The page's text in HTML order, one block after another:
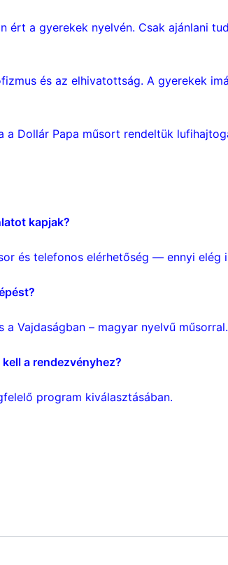
ért a gyerekek nyelvén. Csak ajánlani
és az elhivatottság. A gyerekek
Dollár Papa műsort rendeltük
kapjak?
és telefonos elérhetőség — ennyi elég
Vajdaságban – magyar nyelvű műsorral.
a rendezvényhez?
program kiválasztásában.